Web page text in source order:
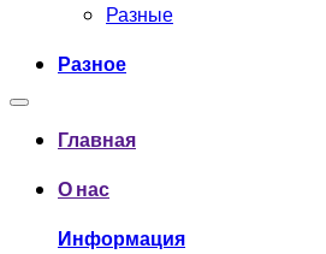
Разные
Разное
Главная
О нас
Информация